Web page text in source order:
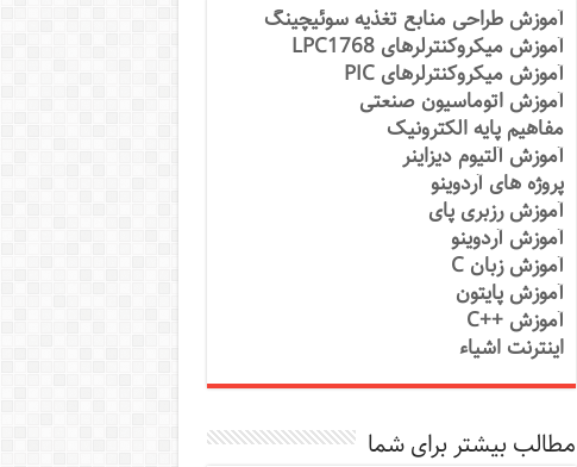
آموزش طراحی منابع تغذیه سوئیچینگ
آموزش میکروکنترلرهای LPC1768
آموزش میکروکنترلرهای PIC
آموزش اتوماسیون صنعتی
مفاهیم پایه الکترونیک
آموزش آلتیوم دیزاینر
پروژه های آردوینو
آموزش رزبری پای
آموزش آردوینو
آموزش زبان C
آموزش پایتون
آموزش ++C
اینترنت اشیاء
مطالب بیشتر برای شما